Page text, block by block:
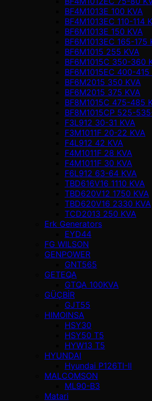
BF4M1013E 100 KVA
BF4M1013EC 110-114
BF6M1013E 150 KVA
BF6M1013EC 165-175
BF6M1015 255 KVA
BF6M1015C 350-360
BF6M1015EC 400-415
BF6M2015 350 KVA
BF6M2015 375 KVA
BF8M1015C 475-485
BF8M1015CP 525-
F3L912 30-31 KVA
F3M1011F 20-22 KVA
F4L912 42 KVA
F4M1011F 28 KVA
F4M1011F 30 KVA
F6L912 63-64 KVA
TBD616V16 1110 KVA
TBD620V12 1750 KVA
TBD620V16 2330 KVA
TCD2013 250 KVA
Erk Generators
EYD44
FG WILSON
GENPOWER
GNT565
GETEQA
GTQA 100KVA
GÜÇBİR
GJT55
HIMOINSA
HSY30
HSY50 T5
HYW13 T5
HYUNDAI
Hyundai P126TI-II
MALCOMSON
ML90-B3
Matari